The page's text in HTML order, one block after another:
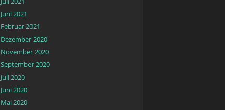
Juni 2021
Februar 2021
Dezember 2020
November 2020
September 2020
Juli 2020
Juni 2020
Mai 2020